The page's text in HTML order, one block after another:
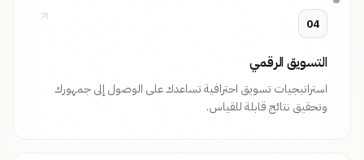
04
التسويق الرقمي
استراتيجيات تسويق احترافية تساعدك على الوصول إلى جمهورك
وتحقيق نتائج قابلة للقياس.